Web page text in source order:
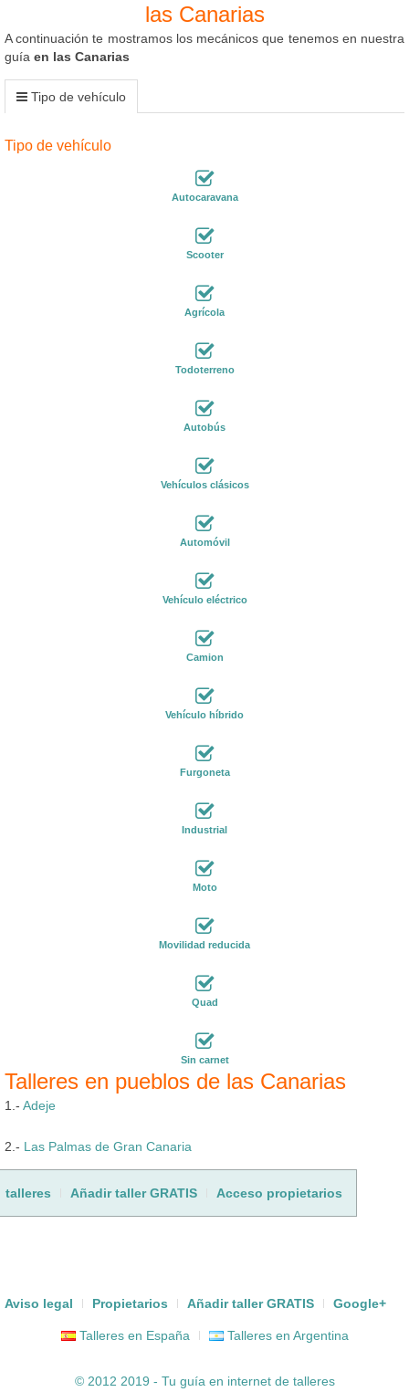
las Canarias
A continuación te mostramos los mecánicos que tenemos en nuestra
guía en las Canarias
Tipo de vehículo
Tipo de vehículo
Autocaravana
Scooter
Agrícola
Todoterreno
Autobús
Vehículos clásicos
Automóvil
Vehículo eléctrico
Camion
Vehículo híbrido
Furgoneta
Industrial
Moto
Movilidad reducida
Quad
Sin carnet
Talleres en pueblos de las Canarias
1.- Adeje
2.- Las Palmas de Gran Canaria
talleres Añadir taller GRATIS Acceso propietarios
Aviso legal Propietarios Añadir taller GRATIS Google+
Talleres en España Talleres en Argentina
© 2012 2019 - Tu guía en internet de talleres